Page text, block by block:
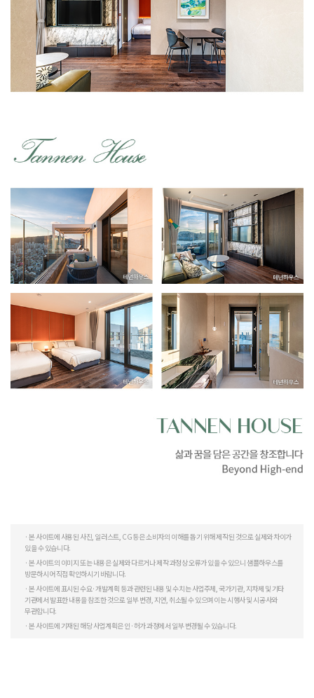
· 본 사이트에 사용된 사진, 일러스트, CG 등은 소비자의 이해를 돕기 위해 제작된 것으로 실제와 차이가
있을 수 있습니다.
· 본 사이트의 이미지 또는 내용은 실제와 다르거나 제작 과정상 오류가 있을 수 있으니 샘플하우스를
방문하시어 직접 확인하시기 바랍니다.
· 본 사이트에 표시된 수요·개발계획 등과 관련된 내용 및 수치는 사업주체, 국가기관, 지차제 및 기타
기관에서 발표한 내용을 참조한 것으로 일부 변경, 지연, 취소될 수 있으며 이는 시행사 및 시공사와
무관합니다.
· 본 사이트에 기재된 해당 사업계획은 인·허가 과정에서 일부 변경될 수 있습니다.